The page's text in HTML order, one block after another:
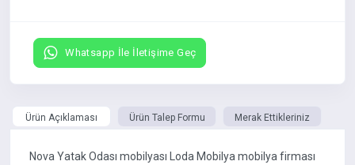
Whatsapp İle İletişime Geç
Ürün Açıklaması Ürün Talep Formu Merak Ettikleriniz
Nova Yatak Odası mobilyası Loda Mobilya mobilya firması